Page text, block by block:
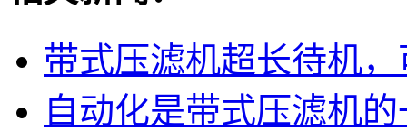
带式压滤机超长待机
自动化是带式压滤机